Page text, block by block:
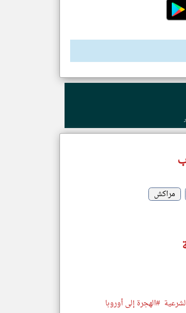
مراكش
#الهجرة إلى أوروبا